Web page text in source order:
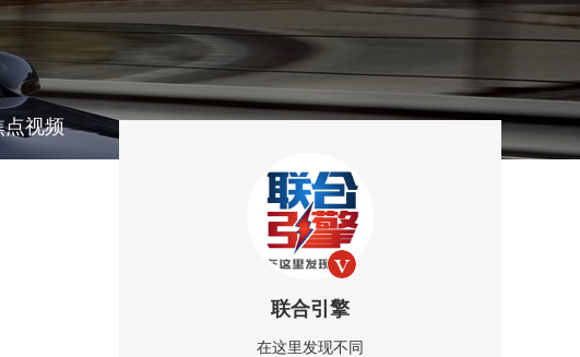
点视频
联合引擎
在这里发现不同